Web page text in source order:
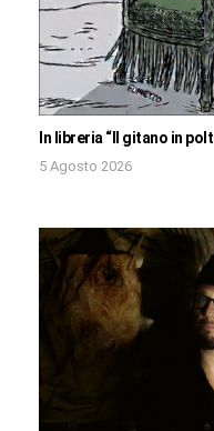
In libreria “Il gitano in
5 Agosto 2026